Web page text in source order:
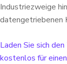
Industriezweige
datengetriebenen
Laden Sie sich
kostenlos für